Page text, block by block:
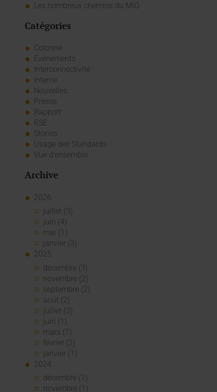
Les nombreux chemins du MIO
Catégories
Colonne
Événements
Interconnectivité
Interne
Nouvelles
Presse
Rapport
RSE
Stories
Usage des Standards
Vue d'ensemble
Archive
2026
juillet (3)
juin (4)
mai (1)
janvier (3)
2025
décembre (3)
novembre (2)
septembre (2)
août (2)
juillet (2)
juin (1)
mars (1)
février (3)
janvier (1)
2024
décembre (1)
novembre (1)